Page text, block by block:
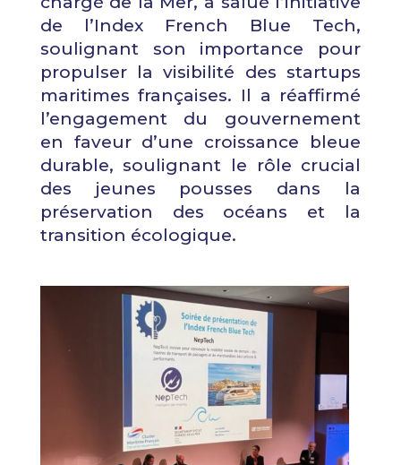
de l’Index French Blue Tech,
soulignant son importance pour
propulser la visibilité des startups
maritimes françaises. Il a réaffirmé
l’engagement du gouvernement
en faveur d’une croissance bleue
durable, soulignant le rôle crucial
des jeunes pousses dans la
préservation des océans et la
transition écologique.